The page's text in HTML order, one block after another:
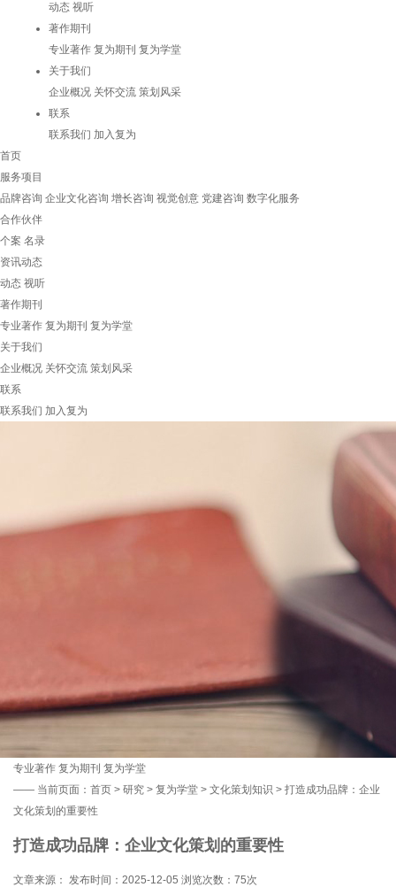
动态 视听
著作期刊
专业著作 复为期刊 复为学堂
关于我们
企业概况 关怀交流 策划风采
联系
联系我们 加入复为
首页
服务项目
品牌咨询 企业文化咨询 增长咨询 视觉创意 党建咨询 数字化服务
合作伙伴
个案 名录
资讯动态
动态 视听
著作期刊
专业著作 复为期刊 复为学堂
关于我们
企业概况 关怀交流 策划风采
联系
联系我们 加入复为
专业著作 复为期刊 复为学堂
—— 当前页面： 首页 > 研究 > 复为学堂 > 文化策划知识 > 打造成功品牌：企业
文化策划的重要性
打造成功品牌：企业文化策划的重要性
文章来源： 发布时间：2025-12-05 浏览次数： 75次